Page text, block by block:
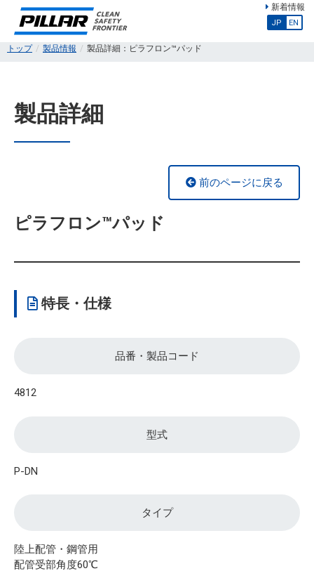
新着情報
JP EN
トップ 製品情報 製品詳細：ピラフロン™パッド
製品詳細
前のページに戻る
ピラフロン™パッド
特長・仕様
品番・製品コード
4812
型式
P-DN
タイプ
陸上配管・鋼管用
配管受部角度60℃